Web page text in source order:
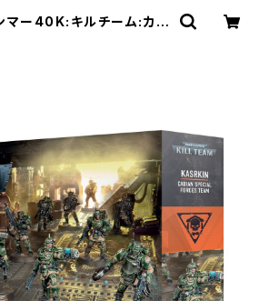
マー40K:キルチーム:カサ